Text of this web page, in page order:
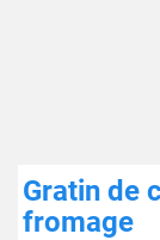
Gratin de
fromage